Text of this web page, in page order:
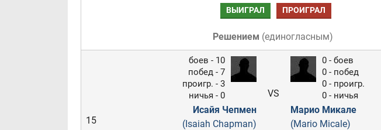
ВЫИГРАЛ ПРОИГРАЛ
Решением (единогласным)
15
боев - 10
побед - 7
проигр. - 3
ничья - 0
Исайя Чепмен
(Isaiah Chapman)
VS
0 - боев
0 - побед
0 - проигр.
0 - ничья
Марио Микале
(Mario Micale)